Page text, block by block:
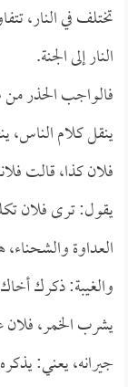
تختلف في النار،
النار إلى الجنة.
فالواجب الحذر من
ينقل كلام الناس،
فلان كذا، قالت
يقول: ترى فلان
العداوة والشحناء،
والغيبة: ذكرك
يشرب الخمر، فلان
جيرانه، يعني: